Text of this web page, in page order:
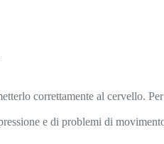
correttamente al cervello.
e di problemi di